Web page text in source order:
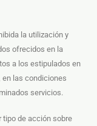
la utilización y
ofrecidos en la
a los estipulados en
en las condiciones
servicios.
tipo de acción sobre